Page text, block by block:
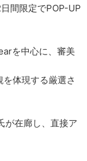
間限定でPOP-UP
を中心に、審美
体現する厳選さ
が在廊し、直接ア